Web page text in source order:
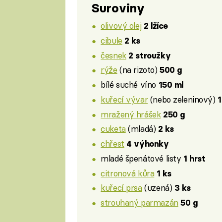
Suroviny
olivový olej 2 lžíce
cibule 2 ks
česnek 2 stroužky
rýže (na rizoto)500 g
bílé suché víno 150 ml
kuřecí vývar(nebo zeleninový)
mražený hrášek 250 g
cuketa(mladá) 2 ks
chřest 4 výhonky
mladé špenátové listy 1 hrst
citronová kůra 1 ks
kuřecí prsa(uzená) 3 ks
strouhaný parmazán 50 g